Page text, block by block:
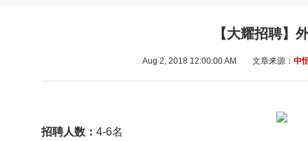
【大耀招聘】
Aug 2, 2018 12:00:00 AM 文章来源： 中
招聘人数： 4-6名